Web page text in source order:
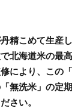
精こめて生産
北海道米の最高
により、この
無洗米」の定
さい。